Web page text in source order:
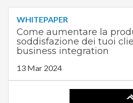
WHITEPAPER
Come aumentare la
soddisfazione dei tuoi
business integration
13 Mar 2024